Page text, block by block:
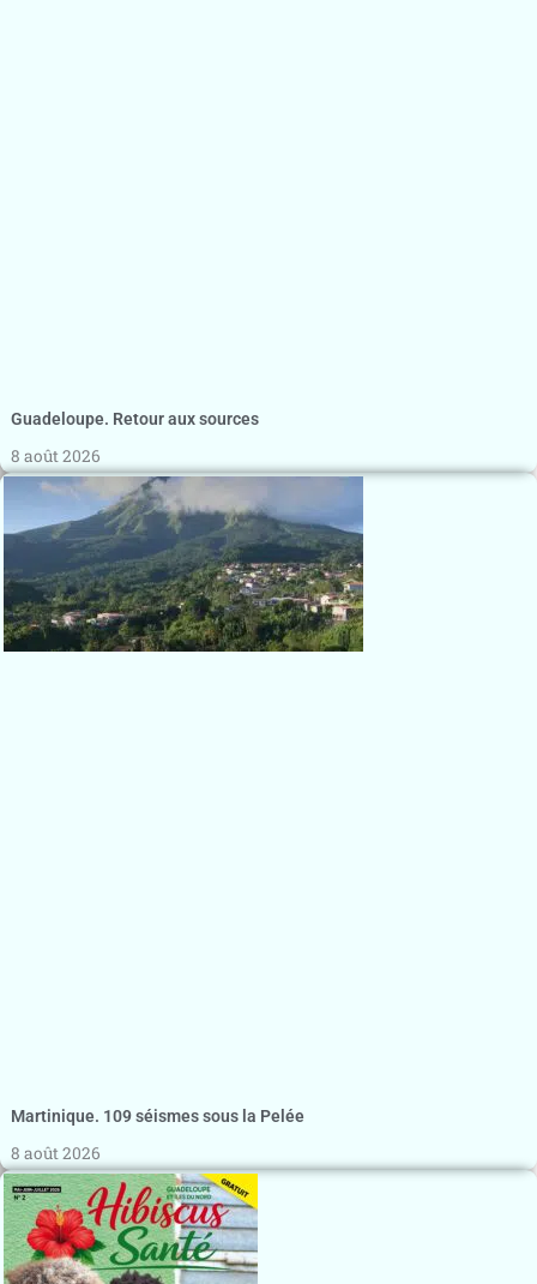
Guadeloupe. Retour aux sources
8 août 2026
Martinique. 109 séismes sous la Pelée
8 août 2026